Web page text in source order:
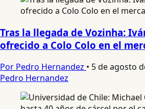
Tras la llegada de Vozinha:
ofrecido a Colo Colo en el
Por Pedro Hernandez • 5 de agosto
Pedro Hernandez